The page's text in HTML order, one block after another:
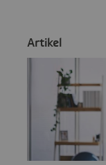
Artikel